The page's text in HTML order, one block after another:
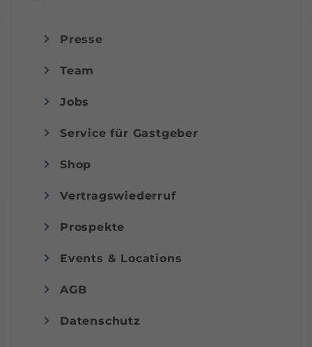
Presse
Team
Jobs
Service für Gastgeber
Shop
Vertragswiederruf
Prospekte
Events & Locations
AGB
Datenschutz